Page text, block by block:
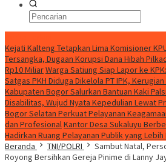
Kejati Kalteng Tetapkan Lima Komisioner
Tersangka, Dugaan Korupsi Dana Hibah
Rp10 MiliarWarga Satiung Siap Lapor ke
Satgas PKH Diduga Dikelola PT IPK,
Kabupaten Bogor Salurkan Bantuan Kaki
Disabilitas, Wujud Nyata Kepedulian Lewat
Bogor Selatan Perkuat Pelayanan
dan ProfesionalKantor Desa Sukaluyu
Hadirkan Ruang Pelayanan Publik yang
Beranda
TNI/POLRI
Sambut Natal,
Royong Bersihkan Gereja Pinime di Lanny